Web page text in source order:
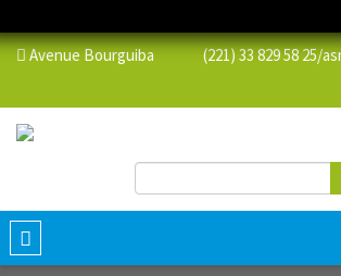
Avenue Bourguiba (221) 33 829 58 25/
Formulaire de
Toggle
navigation